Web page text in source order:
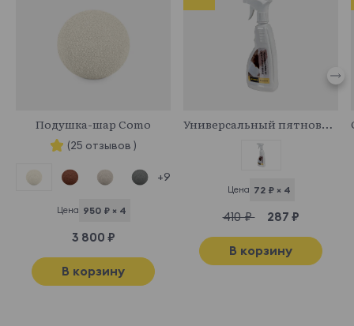
Подушка-шар Como
(25 отзывов )
+9
Цена 950 ₽ × 4
3 800 ₽
В корзину
Универсальный пятновыводитель
Цена 72 ₽ × 4
410 ₽ 287 ₽
В корзину